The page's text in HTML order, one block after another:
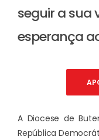
seguir a sua
esperança
A Diocese de
República